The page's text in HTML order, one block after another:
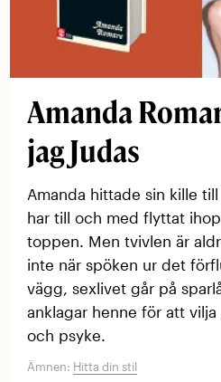
Amanda
jag Judas
Amanda hittade sin kille
har till och med flyttat
toppen. Men tvivlen är
inte när spöken ur det
vägg, sexlivet går på
anklagar henne för att
och psyke.
Ämnen: Hitta din stil